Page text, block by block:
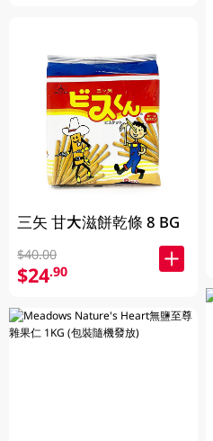
三矢 甘大滋餅乾條 8 BG
$40.00
$24.90